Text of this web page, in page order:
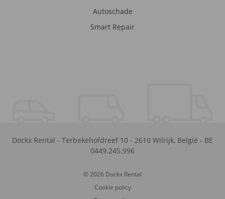
Autoschade
Smart Repair
Dockx Rental - Terbekehofdreef 10 - 2610 Wilrijk, België - BE
0449.245.996
© 2026 Dockx Rental
Cookie policy